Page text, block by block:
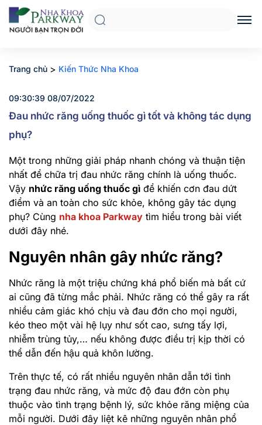
Trang chủ > Kiến Thức Nha Khoa
09:30:39 08/07/2022
Đau nhức răng uống thuốc gì tốt và không tác dụng
phụ?
Một trong những giải pháp nhanh chóng và thuận tiện
nhất để chữa trị đau nhức răng chính là uống thuốc.
Vậy nhức răng uống thuốc gì để khiến cơn đau dứt
điểm và an toàn cho sức khỏe, không gây tác dụng
phụ? Cùng nha khoa Parkway tìm hiểu trong bài viết
dưới đây nhé.
Nguyên nhân gây nhức răng?
Nhức răng là một triệu chứng khá phổ biến mà bất cứ
ai cũng đã từng mắc phải. Nhức răng có thể gây ra rất
nhiều cảm giác khó chịu và đau đớn cho mọi người,
kéo theo một vài hệ lụy như sốt cao, sưng tấy lợi,
nhiễm trùng tủy,… nếu không được điều trị kịp thời có
thể dẫn đến hậu quả khôn lường.
Trên thực tế, có rất nhiều nguyên nhân dẫn tới tình
trạng đau nhức răng, và mức độ đau đớn còn phụ
thuộc vào tình trạng bệnh lý, sức khỏe răng miệng của
mỗi người. Dưới đây liệt kê những nguyên nhân phổ